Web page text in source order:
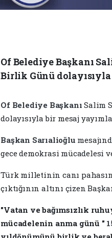
Of Belediye Başkanı
Birlik Günü
Of Belediye BaşkanıSalim
dolayısıyla bir mesaj
Başkan Sarıalioğlu
gece demokrasi mücadelesi
Türk milletinin canı
çıktığının altını çizen
"Vatan ve bağımsızlık
mücadelenin anma günü "